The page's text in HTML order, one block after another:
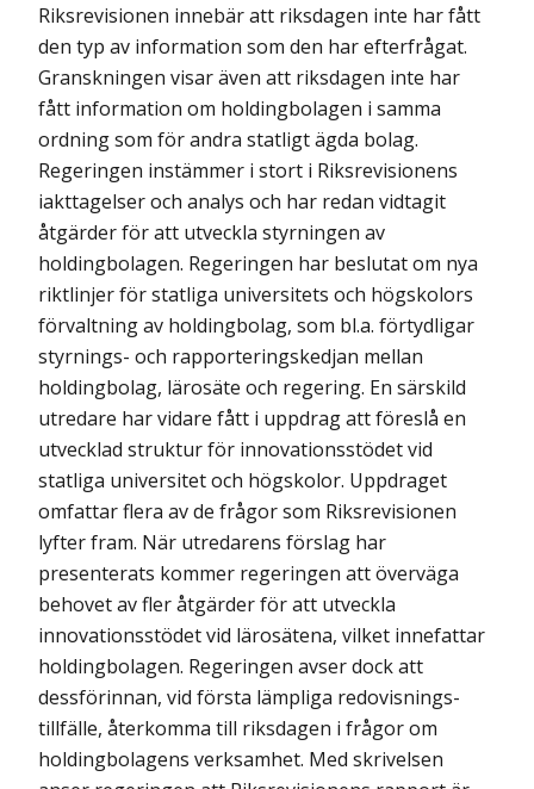
Riksrevisionen innebär att riksdagen inte har fått
den typ av information som den har efterfrågat.
Granskningen visar även att riksdagen inte har
fått information om holdingbolagen i samma
ordning som för andra statligt ägda bolag.
Regeringen instämmer i stort i Riksrevisionens
iakttagelser och analys och har redan vidtagit
åtgärder för att utveckla styrningen av
holdingbolagen. Regeringen har beslutat om nya
riktlinjer för statliga universitets och högskolors
förvaltning av holdingbolag, som bl.a. förtydligar
styrnings- och rapporteringskedjan mellan
holdingbolag, lärosäte och regering. En särskild
utredare har vidare fått i uppdrag att föreslå en
utvecklad struktur för innovationsstödet vid
statliga universitet och högskolor. Uppdraget
omfattar flera av de frågor som Riksrevisionen
lyfter fram. När utredarens förslag har
presenterats kommer regeringen att överväga
behovet av fler åtgärder för att utveckla
innovationsstödet vid lärosätena, vilket innefattar
holdingbolagen. Regeringen avser dock att
dessförinnan, vid första lämpliga redovisnings­
tillfälle, återkomma till riksdagen i frågor om
holdingbolagens verksamhet. Med skrivelsen